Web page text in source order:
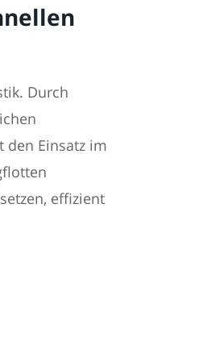
Durch
Einsatz im
effizient